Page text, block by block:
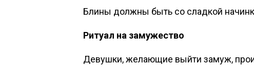
Блины должны быть со сладкой
Ритуал на замужество
Девушки, желающие выйти замуж,